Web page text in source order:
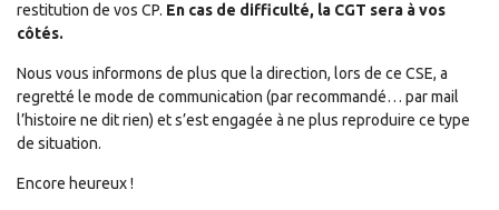
restitution de vos CP. En cas de difficulté, la CGT sera à vos
côtés.
Nous vous informons de plus que la direction, lors de ce CSE, a
regretté le mode de communication (par recommandé… par mail
l’histoire ne dit rien) et s’est engagée à ne plus reproduire ce type
de situation.
Encore heureux !